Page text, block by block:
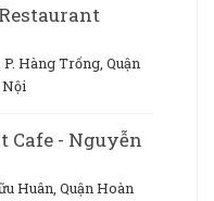
P. Hàng Trống, Quận
Cafe - Nguyễn
Huân, Quận Hoàn